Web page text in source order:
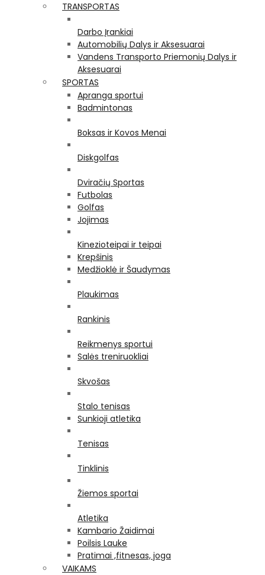
TRANSPORTAS
Darbo Įrankiai
Automobilių Dalys ir Aksesuarai
Vandens Transporto Priemonių Dalys ir
Aksesuarai
SPORTAS
Apranga sportui
Badmintonas
Boksas ir Kovos Menai
Diskgolfas
Dviračių Sportas
Futbolas
Golfas
Jojimas
Kinezioteipai ir teipai
Krepšinis
Medžioklė ir Šaudymas
Plaukimas
Rankinis
Reikmenys sportui
Salės treniruokliai
Skvošas
Stalo tenisas
Sunkioji atletika
Tenisas
Tinklinis
Žiemos sportai
Atletika
Kambario Žaidimai
Poilsis Lauke
Pratimai ,fitnesas, joga
VAIKAMS